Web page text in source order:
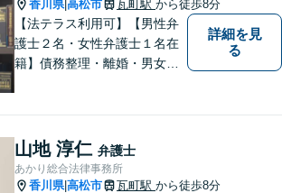
ください。
香川県| 高松市 瓦町駅 から徒歩8分
【法テラス利用可】【男性弁
護士２名・女性弁護士１名在
籍】債務整理・離婚・男女問
明を心がけています。早期解
決のため、まずはお気軽にご
相談ください。
詳細を見
る
山地 淳仁 弁護士
あかり総合法律事務所
香川県|高松市 瓦町駅 から徒歩8分